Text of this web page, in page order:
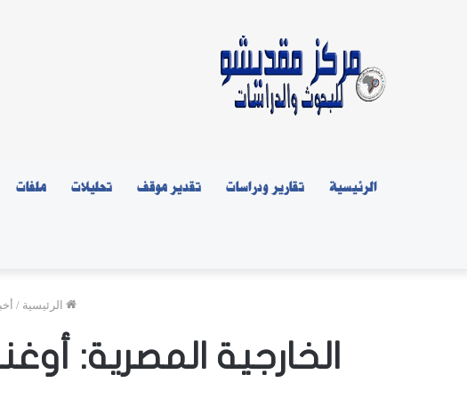
الرئيسية تقارير ودراسات تقدير موقف تحليلات ملفات
الرئيسية /
الخارجية المصرية: